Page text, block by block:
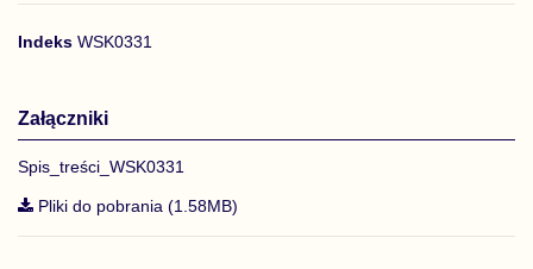
Indeks WSK0331
Załączniki
Spis_treści_WSK0331
Pliki do pobrania (1.58MB)